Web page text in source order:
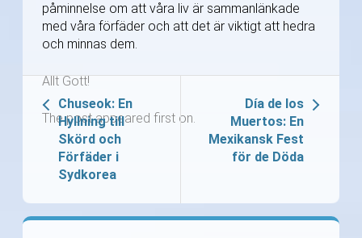
påminnelse om att våra liv är sammanlänkade
med våra förfäder och att det är viktigt att hedra
och minnas dem.
Allt Gott!
The post appeared first on.
Chuseok: En
Hyllning till
Skörd och
Förfäder i
Sydkorea
Día de los
Muertos: En
Mexikansk Fest
för de Döda